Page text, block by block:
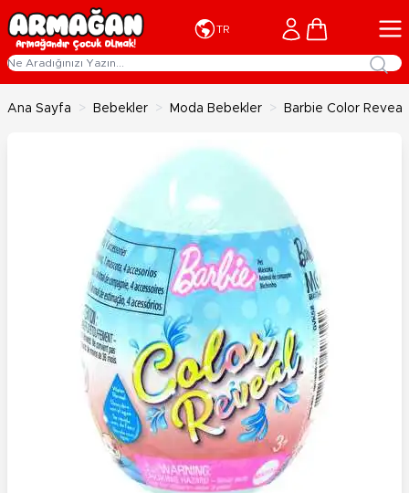
İçeriğe geç
TR Cart
Ana Sayfa > Bebekler > Moda Bebekler > Barbie Color